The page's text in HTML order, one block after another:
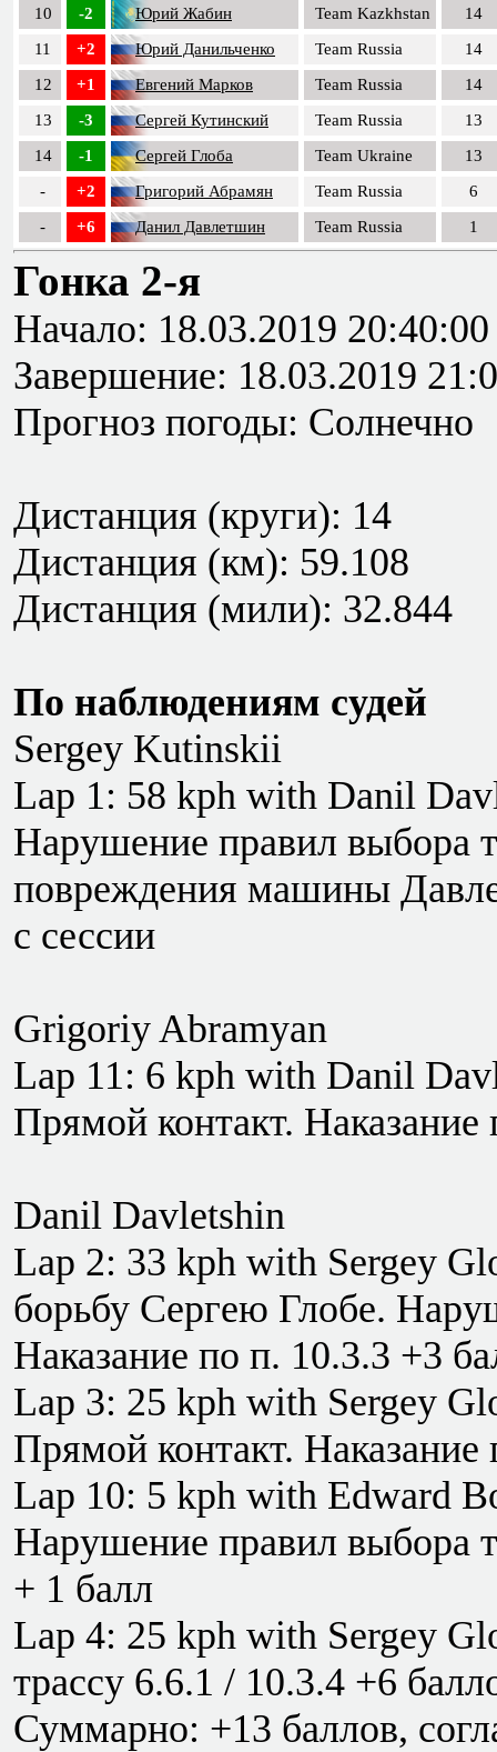
10
-2 Юрий Жабин Team Kazkhstan
14
11
+2 Юрий Данильченко Team Russia
14
12
+1 Евгений Марков Team Russia
14
13
-3 Сергей Кутинский Team Russia
13
14
-1 Сергей Глоба Team Ukraine
13
-
+2 Григорий Абрамян Team Russia
6
-
+6 Данил Давлетшин Team Russia 1
Гонка 2-я
Начало: 18.03.2019 20:40:00
Завершение: 18.03.2019
Прогноз погоды: Солнечно
Дистанция (круги): 14
Дистанция (км): 59.108
Дистанция (мили): 32.844
По наблюдениям судей
Sergey Kutinskii
Lap 1: 58 kph with Danil
Нарушение правил выбора
повреждения машины
с сессии
Grigoriy Abramyan
Lap 11: 6 kph with Danil
Прямой контакт.
Danil Davletshin
Lap 2: 33 kph with Sergey
борьбу Сергею Глобе.
Наказание по п. 10.3.3 +3
Lap 3: 25 kph with Sergey
Прямой контакт.
Lap 10: 5 kph with Edward
Нарушение правил выбора
+ 1 балл
Lap 4: 25 kph with Sergey
трассу 6.6.1 / 10.3.4 +6
Суммарно: +13 баллов,